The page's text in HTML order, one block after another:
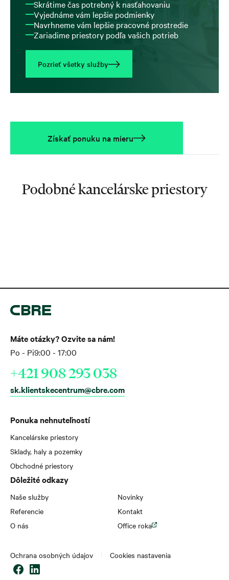
Skrátime čas potrebný k nasťahovaniu
Vyjednáme vám lepšie podmienky
Navrhneme vám lepšie pracovné prostredie
Zariadime priestory podľa vašich potrieb
Pozrieť všetky služby
Získať ponuku na mieru
Podobné kancelárske priestory
Ponuka nehnuteľností
Kancelárske priestory
Sklady, haly a pozemky
Obchodné priestory
Dôležité odkazy
Naše služby
Referencie
O nás
Novinky
Kontakt
Office roka
Máte otázky? Ozvite sa nám!
Po - Pi9:00 - 17:00
+421 908 293 038
sk.klientskecentrum@cbre.com
Ochrana osobných údajov Cookies nastavenia